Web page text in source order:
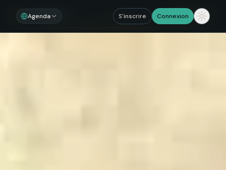
Agenda S'inscrire Connexion
Noosom Sections